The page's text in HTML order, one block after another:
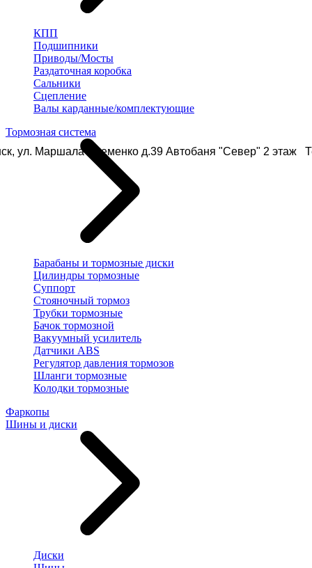
ул. Маршала Еременко д.39 Автобаня "Север" 2 этаж
КПП
Подшипники
Приводы/Мосты
Раздаточная коробка
Сальники
Сцепление
Валы карданные/комплектующие
Тормозная система
Барабаны и тормозные диски
Цилиндры тормозные
Суппорт
Стояночный тормоз
Трубки тормозные
Бачок тормозной
Вакуумный усилитель
Датчики ABS
Регулятор давления тормозов
Шланги тормозные
Колодки тормозные
Фаркопы
Шины и диски
Диски